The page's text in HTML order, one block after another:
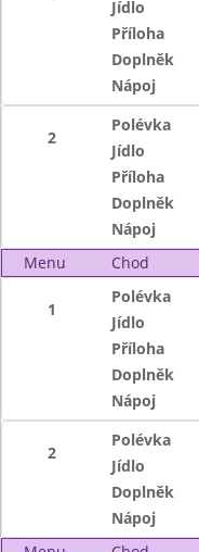
Jídlo
Příloha
Doplněk
Nápoj
2
Polévka
Jídlo
Příloha
Doplněk
Nápoj
Menu
Chod
1
Polévka
Jídlo
Příloha
Doplněk
Nápoj
2
Polévka
Jídlo
Doplněk
Nápoj